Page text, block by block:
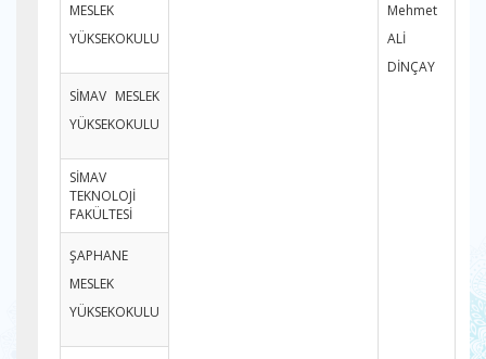
MESLEK
YÜKSEKOKULU
Mehmet
ALİ
DİNÇAY
SİMAV MESLEK
YÜKSEKOKULU
SİMAV
TEKNOLOJİ
FAKÜLTESİ
ŞAPHANE
MESLEK
YÜKSEKOKULU